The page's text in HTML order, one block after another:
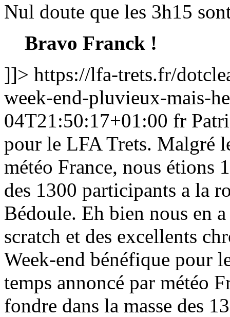
Nul doute que les 3h15
Bravo Franck !
]]> https://lfa-trets.fr/
week-end-pluvieux-mais-
04T21:50:17+01:00 fr
pour le LFA Trets. Malgré
météo France, nous étions
des 1300 participants a la
Bédoule. Eh bien nous en
scratch et des excellents
Week-end bénéfique pour
temps annoncé par météo
fondre dans la masse des